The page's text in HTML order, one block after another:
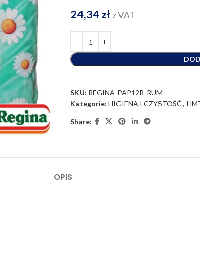
24,34zł z VAT
SKU: REGINA-PAP12R_RUM
Kategorie: HIGIENA I CZYSTOŚĆ,
Share:
OPIS